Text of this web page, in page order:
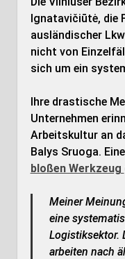
Ignatavičiūtė, die
ausländischer
nicht von
sich um ein
Ihre drastische
Unternehmen
Arbeitskultur an
Balys Sruoga.
bloßen Werkzeug
Meiner
eine
Logistiksektor.
arbeiten nach